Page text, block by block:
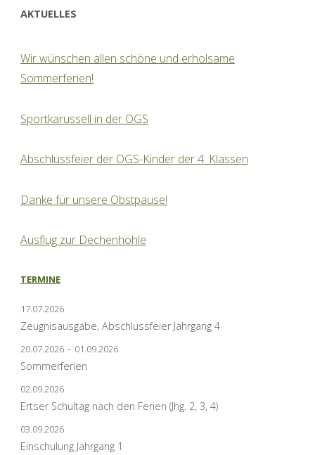
AKTUELLES
Wir wünschen allen schöne und erholsame
Sommerferien!
Sportkarussell in der OGS
Abschlussfeier der OGS-Kinder der 4. Klassen
Danke für unsere Obstpause!
Ausflug zur Dechenhöhle
TERMINE
17.07.2026
Zeugnisausgabe, Abschlussfeier Jahrgang 4
20.07.2026 – 01.09.2026
Sommerferien
02.09.2026
Ertser Schultag nach den Ferien (Jhg. 2, 3, 4)
03.09.2026
Einschulung Jahrgang 1